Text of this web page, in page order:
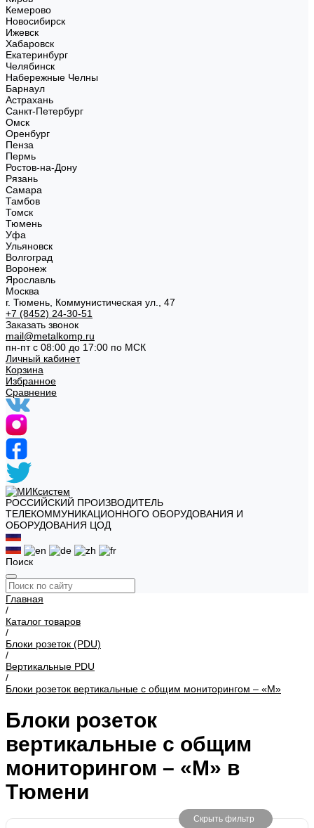
Кемерово
Новосибирск
Ижевск
Хабаровск
Екатеринбург
Челябинск
Набережные Челны
Барнаул
Астрахань
Санкт-Петербург
Омск
Оренбург
Пенза
Пермь
Ростов-на-Дону
Рязань
Самара
Тамбов
Томск
Тюмень
Уфа
Ульяновск
Волгоград
Воронеж
Ярославль
Москва
г. Тюмень, Коммунистическая ул., 47
+7 (8452) 24-30-51
Заказать звонок
mail@metalkomp.ru
пн-пт с 08:00 до 17:00 по МСК
Личный кабинет
Корзина
Избранное
Сравнение
РОССИЙСКИЙ ПРОИЗВОДИТЕЛЬ
ТЕЛЕКОММУНИКАЦИОННОГО ОБОРУДОВАНИЯ И
ОБОРУДОВАНИЯ ЦОД
Поиск
Главная
/
Каталог товаров
/
Блоки розеток (PDU)
/
Вертикальные PDU
/
Блоки розеток вертикальные с общим мониторингом – «М»
Блоки розеток
вертикальные с общим
мониторингом – «М» в
Тюмени
Скрыть фильтр